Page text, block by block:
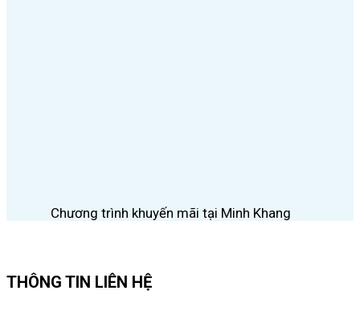
Chương trình khuyến mãi tại Minh Khang
THÔNG TIN LIÊN HỆ